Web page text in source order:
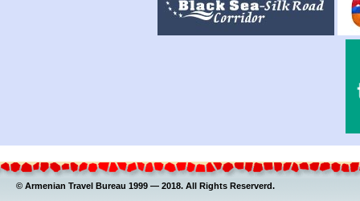
© Armenian Travel Bureau 1999 — 2018. All Rights Reserverd.